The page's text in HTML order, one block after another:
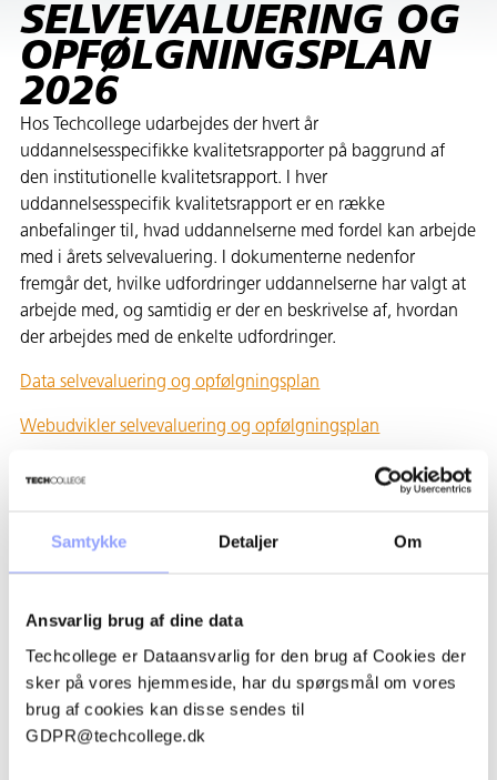
Samtykke Detaljer Om
Ansvarlig brug af dine data
Techcollege er Dataansvarlig for den brug af Cookies der
sker på vores hjemmeside, har du spørgsmål om vores
brug af cookies kan disse sendes til
GDPR@techcollege.dk
SELVEVALUERING OG
OPFØLGNINGSPLAN
2026
Hos Techcollege udarbejdes der hvert år
uddannelsesspecifikke kvalitetsrapporter på baggrund af
den institutionelle kvalitetsrapport. I hver
uddannelsesspecifik kvalitetsrapport er en række
anbefalinger til, hvad uddannelserne med fordel kan arbejde
med i årets selvevaluering. I dokumenterne nedenfor
fremgår det, hvilke udfordringer uddannelserne har valgt at
arbejde med, og samtidig er der en beskrivelse af, hvordan
der arbejdes med de enkelte udfordringer.
Data selvevaluering og opfølgningsplan
Webudvikler selvevaluering og opfølgningsplan
SELVEVALUERING OG
OPFØLGNINGSPLAN
2025
Elektriker+Automatik Indsats Og Handleplan
Kosmetiker Indsats Og Handleplan